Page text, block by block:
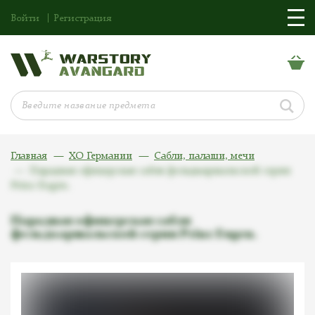
Войти Регистрация
Главная ХО Германии
Сабли, палаши, мечи
Парадная офицерская сабля
фельдмаршальской серии Prinz Eugen.